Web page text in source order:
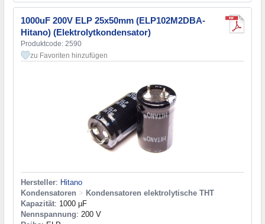
1000uF 200V ELP 25x50mm (ELP102M2DBA-
Hitano) (Elektrolytkondensator)
Produktcode: 2590
zu Favoriten hinzufügen
Hersteller: Hitano
Kondensatoren > Kondensatoren elektrolytische THT
Kapazität: 1000 µF
Nennspannung: 200 V